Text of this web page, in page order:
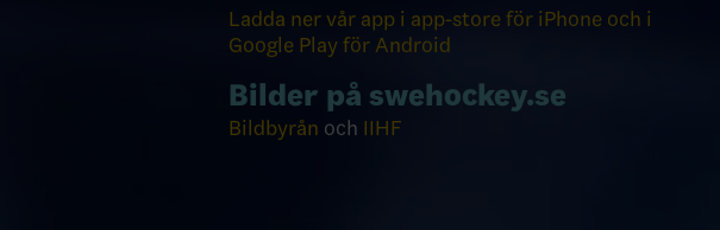
Ladda ner vår app i app-store för iPhone och i
Google Play för Android
Bilder på swehockey.se
Bildbyrån och IIHF